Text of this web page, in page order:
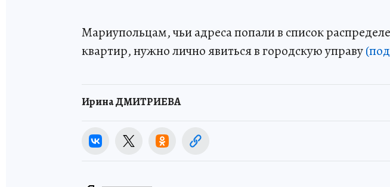
Мариупольцам, чьи адреса попали в список
квартир, нужно лично явиться в городскую управу
Ирина ДМИТРИЕВА